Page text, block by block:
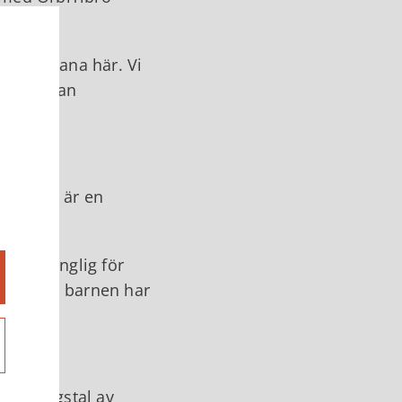
här. Vi
Göran
är en
för
tiden barnen har
av